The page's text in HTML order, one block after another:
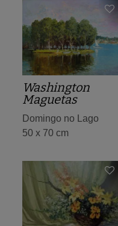
Washington
Maguetas
Domingo no Lago
50 x 70 cm